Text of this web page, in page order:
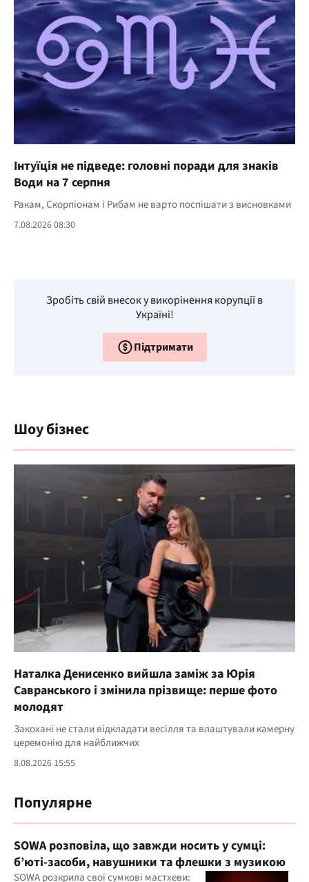
Інтуїція не підведе: головні поради для знаків
Води на 7 серпня
Ракам, Скорпіонам і Рибам не варто поспішати з висновками
7.08.2026 08:30
Зробіть свій внесок у викорінення корупції в
Україні!
Підтримати
Шоу бізнес
Наталка Денисенко вийшла заміж за Юрія
Савранського і змінила прізвище: перше фото
молодят
Закохані не стали відкладати весілля та влаштували камерну
церемонію для найближчих
8.08.2026 15:55
Популярне
SOWA розповіла, що завжди носить у сумці:
б’юті-засоби, навушники та флешки з музикою
SOWA розкрила свої сумкові мастхеви: